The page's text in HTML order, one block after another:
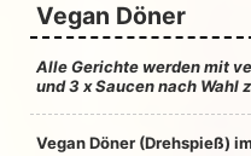
Vegan Döner
Alle Gerichte werden mit
und 3 x Saucen nach Wahl
Vegan Döner (Drehspieß)